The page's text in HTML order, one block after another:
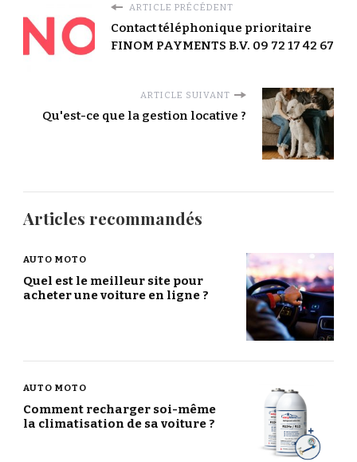
ARTICLE PRÉCÉDENT
Contact téléphonique prioritaire
FINOM PAYMENTS B.V. 09 72 17 42 67
ARTICLE SUIVANT
Qu'est-ce que la gestion locative ?
Articles recommandés
AUTO MOTO
Quel est le meilleur site pour
acheter une voiture en ligne ?
AUTO MOTO
Comment recharger soi-même
la climatisation de sa voiture ?